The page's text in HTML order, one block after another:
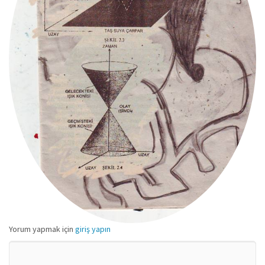
Yorum yapmak için giriş yapın